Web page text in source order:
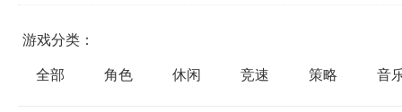
游戏分类：
全部 角色 休闲 竞速 策略 音